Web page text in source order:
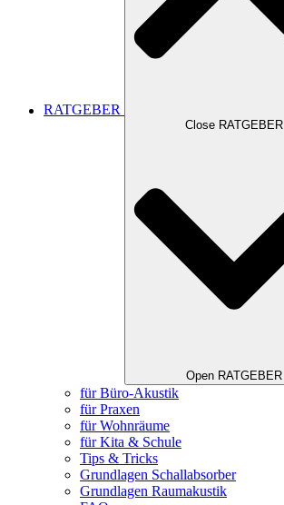
RATGEBER
Close RATGEBER
Open RATGEBER
für Büro-Akustik
für Praxen
für Wohnräume
für Kita & Schule
Tips & Tricks
Grundlagen Schallabsorber
Grundlagen Raumakustik